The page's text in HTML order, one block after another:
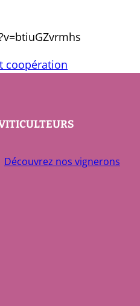
coopération
Découvrez nos vignerons